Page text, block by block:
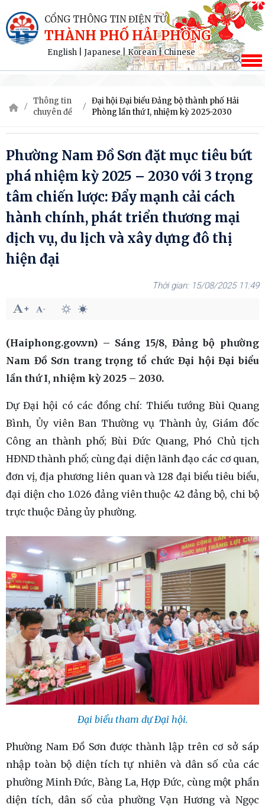
CỔNG THÔNG TIN ĐIỆN TỬ
THÀNH PHỐ HẢI PHÒNG
English Japanese|Korean|Chinese
Thông tin
chuyên đề
Đại hội Đại biểu Đảng bộ thành phố Hải
Phòng lần thứ I, nhiệm kỳ 2025-2030
Phường Nam Đồ Sơn đặt mục tiêu bứt
phá nhiệm kỳ 2025 – 2030 với 3 trọng
tâm chiến lược: Đẩy mạnh cải cách
hành chính, phát triển thương mại
dịch vụ, du lịch và xây dựng đô thị
hiện đại
15/08/2025 11:49
(Haiphong.gov.vn) – Sáng 15/8, Đảng bộ phường
Nam Đồ Sơn trang trọng tổ chức Đại hội Đại biểu
lần thứ I, nhiệm kỳ 2025 – 2030.
Dự Đại hội có các đồng chí: Thiếu tướng Bùi Quang
Bình, Ủy viên Ban Thường vụ Thành ủy, Giám đốc
Công an thành phố; Bùi Đức Quang, Phó Chủ tịch
HĐND thành phố; cùng đại diện lãnh đạo các cơ quan,
đơn vị, địa phương liên quan và 128 đại biểu tiêu biểu,
đại diện cho 1.026 đảng viên thuộc 42 đảng bộ, chi bộ
trực thuộc Đảng ủy phường.
Đại biểu tham dự Đại hội.
Phường Nam Đồ Sơn được thành lập trên cơ sở sáp
nhập toàn bộ diện tích tự nhiên và dân số của các
phường Minh Đức, Bàng La, Hợp Đức, cùng một phần
diện tích, dân số của phường Vạn Hương và Ngọc